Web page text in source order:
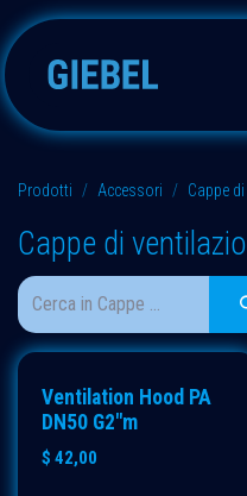
Passa al contenuto
Prodotti Accessori Cappe
Cappe di
Ventilation Hood PA
DN50 G2"m
$ 42,00